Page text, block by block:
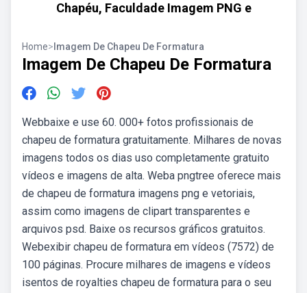
Chapéu, Faculdade Imagem PNG e
Home> Imagem De Chapeu De Formatura
Imagem De Chapeu De Formatura
Webbaixe e use 60. 000+ fotos profissionais de
chapeu de formatura gratuitamente. Milhares de novas
imagens todos os dias uso completamente gratuito
vídeos e imagens de alta. Weba pngtree oferece mais
de chapeu de formatura imagens png e vetoriais,
assim como imagens de clipart transparentes e
arquivos psd. Baixe os recursos gráficos gratuitos.
Webexibir chapeu de formatura em vídeos (7572) de
100 páginas. Procure milhares de imagens e vídeos
isentos de royalties chapeu de formatura para o seu